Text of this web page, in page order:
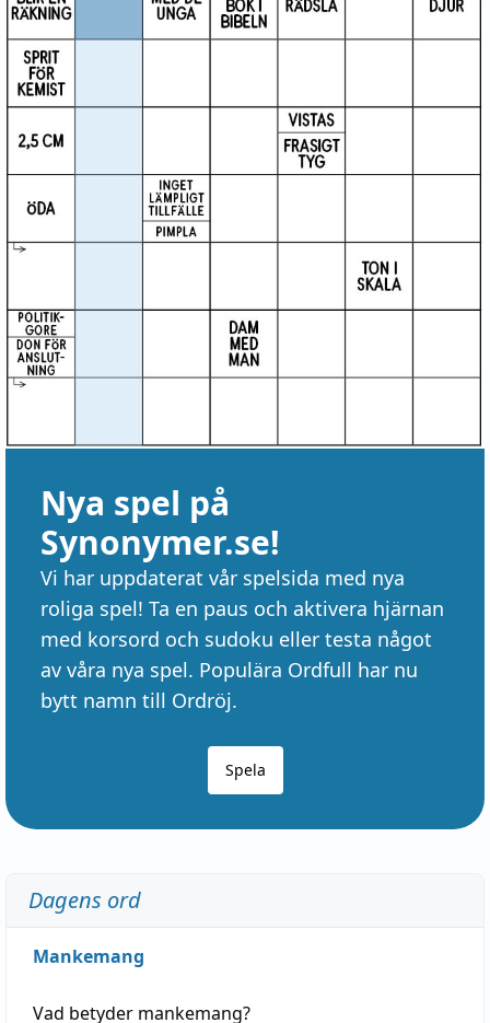
Nya spel på
Synonymer.se!
Vi har uppdaterat vår spelsida med nya
roliga spel! Ta en paus och aktivera hjärnan
med korsord och sudoku eller testa något
av våra nya spel. Populära Ordfull har nu
bytt namn till Ordröj.
Spela
Dagens ord
Mankemang
Vad betyder mankemang?